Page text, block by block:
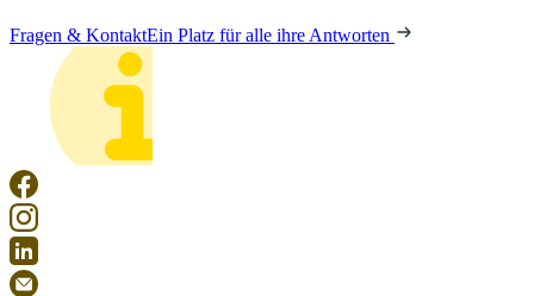
Fragen & KontaktEin Platz für alle ihre Antworten